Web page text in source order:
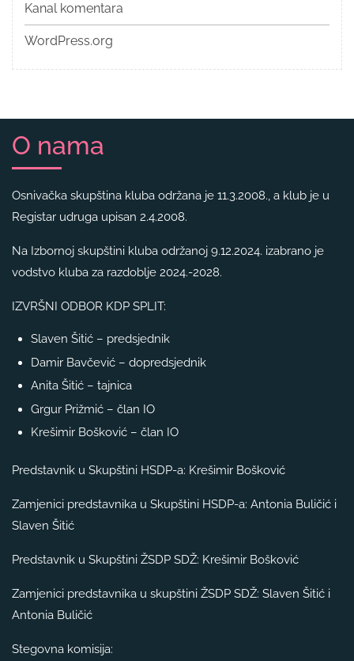
Kanal komentara
WordPress.org
O nama
Osnivačka skupština kluba održana je 11.3.2008., a klub je u
Registar udruga upisan 2.4.2008.
Na Izbornoj skupštini kluba održanoj 9.12.2024. izabrano je
vodstvo kluba za razdoblje 2024.-2028.
IZVRŠNI ODBOR KDP SPLIT:
Slaven Šitić – predsjednik
Damir Bavčević – dopredsjednik
Anita Šitić – tajnica
Grgur Prižmić – član IO
Krešimir Bošković – član IO
Predstavnik u Skupštini HSDP-a: Krešimir Bošković
Zamjenici predstavnika u Skupštini HSDP-a: Antonia Buličić i
Slaven Šitić
Predstavnik u Skupštini ŽSDP SDŽ: Krešimir Bošković
Zamjenici predstavnika u skupštini ŽSDP SDŽ: Slaven Šitić i
Antonia Buličić
Stegovna komisija: